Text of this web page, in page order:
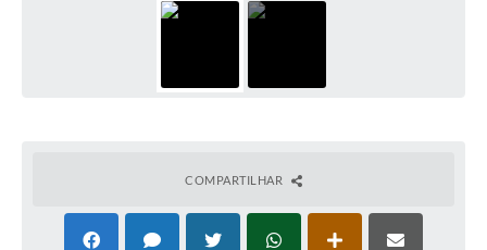
Notificações Ambientais
Audiências Públicas
COMPARTILHAR